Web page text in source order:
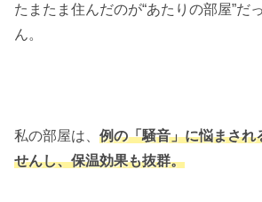
たまたま住んだのが“あたりの部屋”だ
ん。
私の部屋は、 例の「騒音」に悩まされ
せんし、保温効果も抜群。